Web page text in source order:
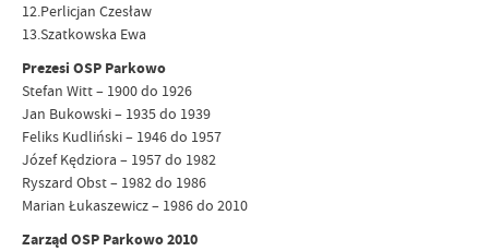
12.Perlicjan Czesław
13.Szatkowska Ewa
Prezesi OSP Parkowo
Stefan Witt – 1900 do 1926
Jan Bukowski – 1935 do 1939
Feliks Kudliński – 1946 do 1957
Józef Kędziora – 1957 do 1982
Ryszard Obst – 1982 do 1986
Marian Łukaszewicz – 1986 do 2010
Zarząd OSP Parkowo 2010